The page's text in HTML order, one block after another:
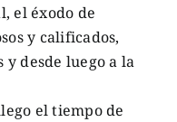
el éxodo de
y calificados,
y desde luego a la
el tiempo de